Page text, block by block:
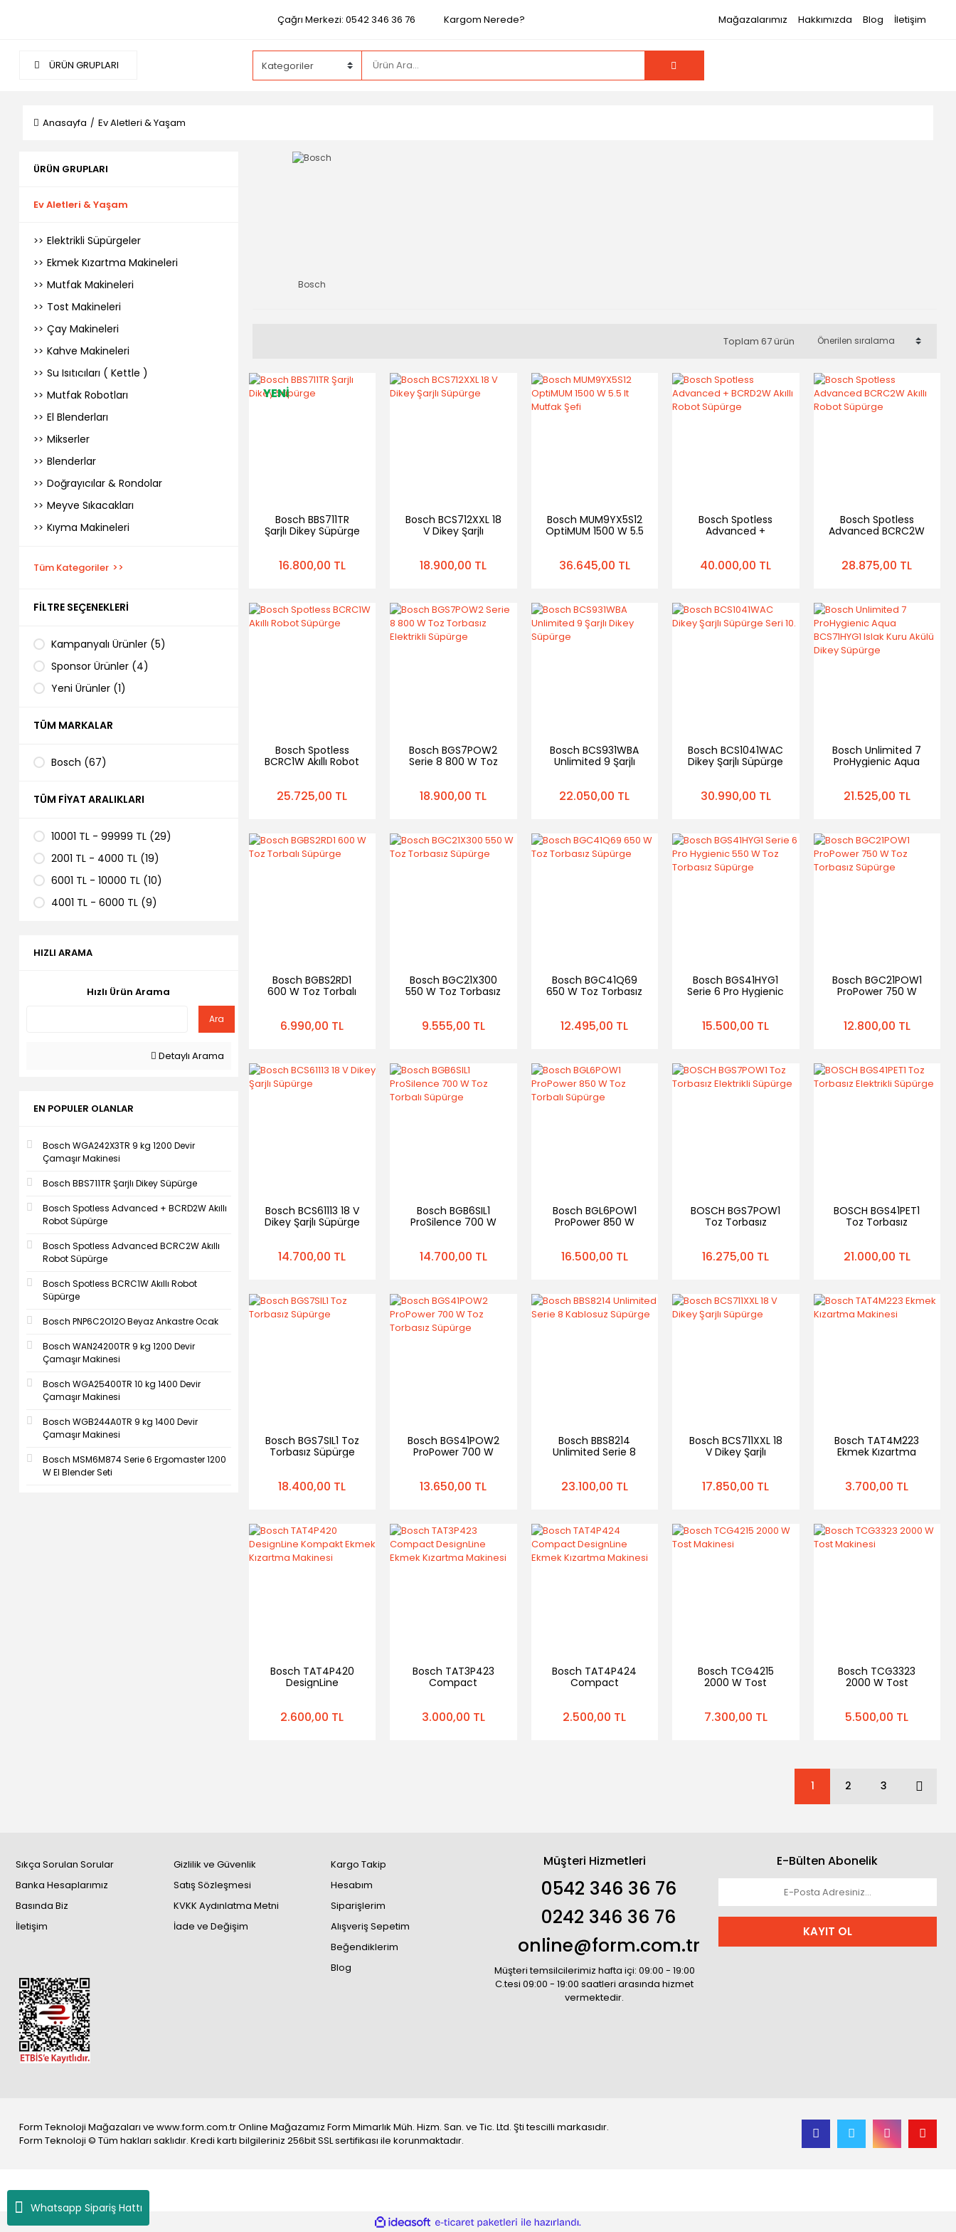
Whatsapp Sipariş Hattı
Çağrı Merkezi: 0542 346 36 76 Kargom Nerede? Mağazalarımız Hakkımızda Blog İletişim
ÜRÜN GRUPLARI
Anasayfa Ev Aletleri & Yaşam
ÜRÜN GRUPLARI
Ev Aletleri & Yaşam
Elektrikli Süpürgeler
Ekmek Kızartma Makineleri
Mutfak Makineleri
Tost Makineleri
Çay Makineleri
Kahve Makineleri
Su Isıtıcıları ( Kettle )
Mutfak Robotları
El Blenderları
Mikserler
Blenderlar
Doğrayıcılar & Rondolar
Meyve Sıkacakları
Kıyma Makineleri
Tüm Kategoriler
FILTRE SEÇENEKLERI
Kampanyalı Ürünler (5)
Sponsor Ürünler (4)
Yeni Ürünler (1)
TÜM MARKALAR
Bosch (67)
TÜM FIYAT ARALIKLARI
10001 TL - 99999 TL (29)
2001 TL - 4000 TL (19)
6001 TL - 10000 TL (10)
4001 TL - 6000 TL (9)
HIZLI ARAMA
Hızlı Ürün Arama
Ara
Detaylı Arama
EN POPULER OLANLAR
Bosch WGA242X3TR 9 kg 1200 Devir
Çamaşır Makinesi
Bosch BBS711TR Şarjlı Dikey Süpürge
Bosch Spotless Advanced + BCRD2W Akıllı
Robot Süpürge
Bosch Spotless Advanced BCRC2W Akıllı
Robot Süpürge
Bosch Spotless BCRC1W Akıllı Robot
Süpürge
Bosch PNP6C2O12O Beyaz Ankastre Ocak
Bosch WAN24200TR 9 kg 1200 Devir
Çamaşır Makinesi
Bosch WGA25400TR 10 kg 1400 Devir
Çamaşır Makinesi
Bosch WGB244A0TR 9 kg 1400 Devir
Çamaşır Makinesi
Bosch MSM6M874 Serie 6 Ergomaster 1200
W El Blender Seti
Bosch
Toplam 67 ürün
YENİ
Bosch BBS711TR
Şarjlı Dikey Süpürge
16.800,00 TL
Bosch BCS712XXL 18
V Dikey Şarjlı
18.900,00 TL
Bosch MUM9YX5S12
OptiMUM 1500 W 5.5
36.645,00 TL
Bosch Spotless
Advanced +
40.000,00 TL
Bosch Spotless
Advanced BCRC2W
28.875,00 TL
Bosch Spotless
BCRC1W Akıllı Robot
25.725,00 TL
Bosch BGS7POW2
Serie 8 800 W Toz
18.900,00 TL
Bosch BCS931WBA
Unlimited 9 Şarjlı
22.050,00 TL
Bosch BCS1041WAC
Dikey Şarjlı Süpürge
30.990,00 TL
Bosch Unlimited 7
ProHygienic Aqua
Süpürge
21.525,00 TL
Bosch BGBS2RD1
600 W Toz Torbalı
6.990,00 TL
Bosch BGC21X300
550 W Toz Torbasız
9.555,00 TL
Bosch BGC41Q69
650 W Toz Torbasız
12.495,00 TL
Bosch BGS41HYG1
Serie 6 Pro Hygienic
15.500,00 TL
Bosch BGC21POW1
ProPower 750 W
12.800,00 TL
Bosch BCS61113 18 V
Dikey Şarjlı Süpürge
14.700,00 TL
Bosch BGB6SIL1
ProSilence 700 W
14.700,00 TL
Bosch BGL6POW1
ProPower 850 W
16.500,00 TL
BOSCH BGS7POW1
Toz Torbasız
16.275,00 TL
BOSCH BGS41PET1
Toz Torbasız
21.000,00 TL
Bosch BGS7SIL1 Toz
Torbasız Süpürge
18.400,00 TL
Bosch BGS41POW2
ProPower 700 W
13.650,00 TL
Bosch BBS8214
Unlimited Serie 8
23.100,00 TL
Bosch BCS711XXL 18
V Dikey Şarjlı
17.850,00 TL
Bosch TAT4M223
Ekmek Kızartma
3.700,00 TL
Bosch TAT4P420
DesignLine
2.600,00 TL
Bosch TAT3P423
Compact
3.000,00 TL
Bosch TAT4P424
Compact
2.500,00 TL
Bosch TCG4215
2000 W Tost
7.300,00 TL
Bosch TCG3323
2000 W Tost
5.500,00 TL
1 2 3
Sıkça Sorulan Sorular
Banka Hesaplarımız
Basında Biz
İletişim
Gizlilik ve Güvenlik
Satış Sözleşmesi
KVKK Aydınlatma Metni
İade ve Değişim
Kargo Takip
Hesabım
Siparişlerim
Alışveriş Sepetim
Beğendiklerim
Blog
Müşteri Hizmetleri
0542 346 36 76
0242 346 36 76
online@form.com.tr
Müşteri temsilcilerimiz hafta içi: 09:00 - 19:00
C.tesi 09:00 - 19:00 saatleri arasında hizmet
vermektedir.
E-Bülten Abonelik
KAYIT OL
Form Teknoloji Mağazaları ve www.form.com.tr Online Mağazamız Form Mimarlık Müh. Hizm. San. ve Tic. Ltd. Şti tescilli markasıdır.
Form Teknoloji © Tüm hakları saklıdır. Kredi kartı bilgileriniz 256bit SSL sertifikası ile korunmaktadır.
ideasoft
e-